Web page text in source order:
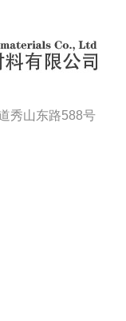
秀山东路588号